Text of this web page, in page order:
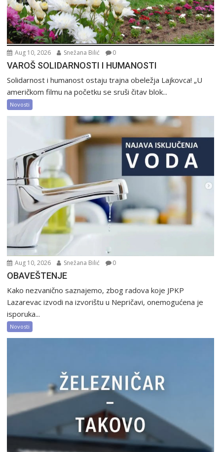
Aug 10, 2026 Snežana Bilić 0
VAROŠ SOLIDARNOSTI I HUMANOSTI
Solidarnost i humanost ostaju trajna obeležja Lajkovca! „U
američkom filmu na početku se sruši čitav blok...
Novosti
Aug 10, 2026 Snežana Bilić 0
OBAVEŠTENJE
Kako nezvanično saznajemo, zbog radova koje JPKP
Lazarevac izvodi na izvorištu u Nepričavi, onemogućena je
isporuka...
Novosti